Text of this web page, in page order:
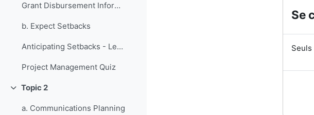
Grant Disbursement Information
b. Expect Setbacks
Anticipating Setbacks - Lessons from Previous Fellows
Project Management Quiz
Replier
Topic 2
a. Communications Planning
Se